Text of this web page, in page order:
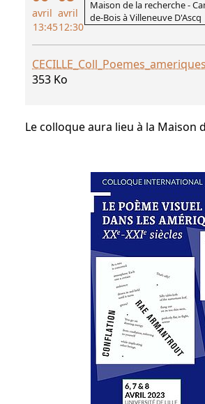
avril
13:45
avril
12:30
Maison de la recherche -
de-Bois à Villeneuve D'Ascq
353 Ko
Le colloque aura lieu à la Maison